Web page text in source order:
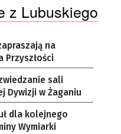
z Lubuskiego
na
Przyszłości
sali
Dywizji w Żaganiu
dla kolejnego
Wymiarki